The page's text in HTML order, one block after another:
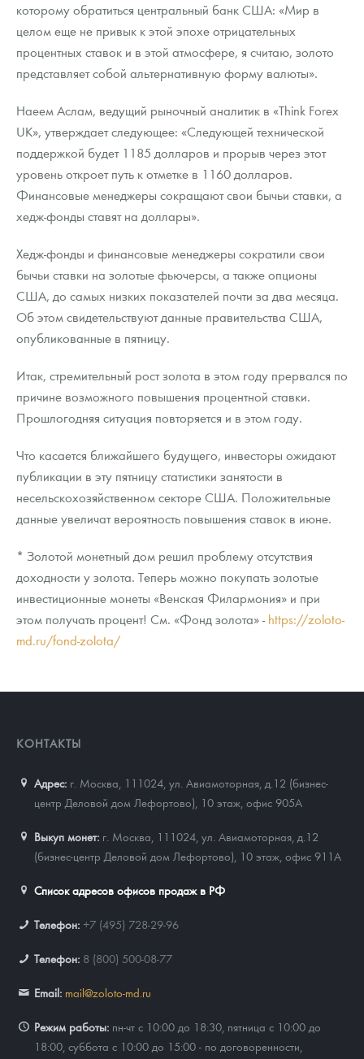
которому обратиться центральный банк США: «Мир в
целом еще не привык к этой эпохе отрицательных
процентных ставок и в этой атмосфере, я считаю, золото
представляет собой альтернативную форму валюты».
Наеем Аслам, ведущий рыночный аналитик в «Think Forex
UK», утверждает следующее: «Следующей технической
поддержкой будет 1185 долларов и прорыв через этот
уровень откроет путь к отметке в 1160 долларов.
Финансовые менеджеры сокращают свои бычьи ставки, а
хедж-фонды ставят на доллары».
Хедж-фонды и финансовые менеджеры сократили свои
бычьи ставки на золотые фьючерсы, а также опционы
США, до самых низких показателей почти за два месяца.
Об этом свидетельствуют данные правительства США,
опубликованные в пятницу.
Итак, стремительный рост золота в этом году прервался по
причине возможного повышения процентной ставки.
Прошлогодняя ситуация повторяется и в этом году.
Что касается ближайшего будущего, инвесторы ожидают
публикации в эту пятницу статистики занятости в
несельскохозяйственном секторе США. Положительные
данные увеличат вероятность повышения ставок в июне.
* Золотой монетный дом решил проблему отсутствия
доходности у золота. Теперь можно покупать золотые
инвестиционные монеты «Венская Филармония» и при
этом получать процент! См. «Фонд золота» - https://zoloto-
md.ru/fond-zolota/
КОНТАКТЫ
Адрес: г. Москва, 111024 ул. Авиамоторная, д.12 (бизнес-
центр Деловой дом Лефортово), 10 этаж, офис 905А
Выкуп монет: г. Москва, 111024, ул. Авиамоторная, д.12
(бизнес-центр Деловой дом Лефортово), 10 этаж, офис 911А
Список адресов офисов продаж в РФ
Телефон: +7 (495) 728-29-96
Телефон: 8 (800) 500-08-77
Email: mail@zoloto-md.ru
Режим работы: пн-чт с 10:00 до 18:30, пятница с 10:00 до
18:00, суббота с 10:00 до 15:00 - по договоренности,